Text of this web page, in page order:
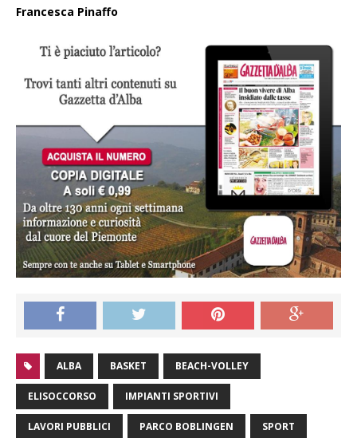
Francesca Pinaffo
ALBA BASKET BEACH-VOLLEY
ELISOCCORSO IMPIANTI SPORTIVI
LAVORI PUBBLICI PARCO BOBLINGEN SPORT